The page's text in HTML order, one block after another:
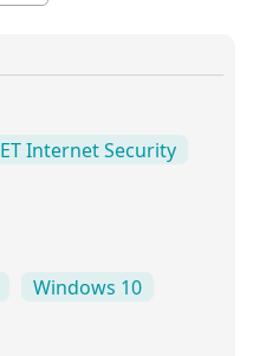
Internet Security
Windows 10